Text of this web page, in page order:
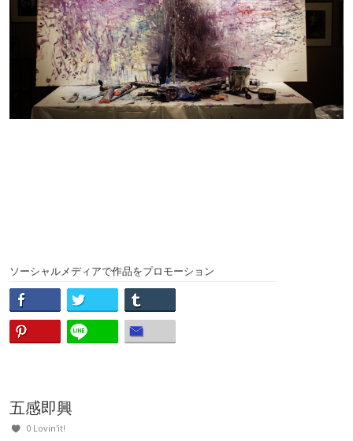
ソーシャルメディアで作品をプロモーション
五感即興
0 Lovin'it!